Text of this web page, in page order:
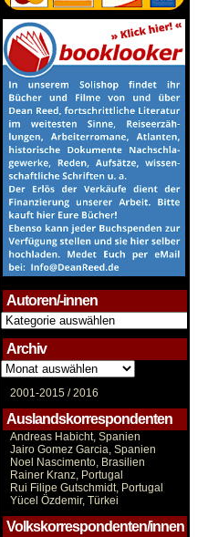
Autoren/-innen
Autoren/-
innen
Archiv
Archiv
2001-2015 /2016
Auslandskorrespondenten
Andreas Habicht, Spanien
Jairo Gomez Garcia, Spanien
Noel Nascimento, Brasilien
Rainer Kranz, Portugal
Rui Filipe Gutschmidt, Portugal
Yücel Özdemir, Türkei
Volkskorrespondenten/innen